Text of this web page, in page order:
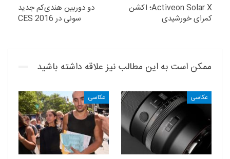
Activeon Solar X؛ اکشن
کمرای خورشیدی
دو دوربین هندی‌کم جدید
سونی در CES 2016
ممکن است به این مطالب نیز علاقه داشته باشید
عکاسی عکاسی